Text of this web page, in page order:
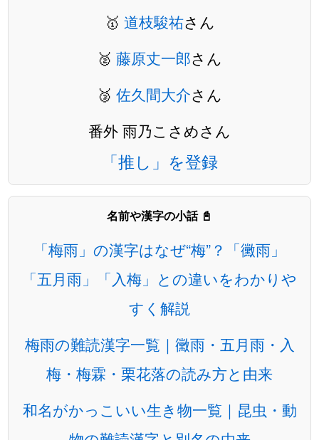
🥇 道枝駿祐さん
🥈 藤原丈一郎さん
🥉 佐久間大介さん
番外 雨乃こさめさん
「推し」を登録
名前や漢字の小話 📓
「梅雨」の漢字はなぜ“梅”？「黴雨」
「五月雨」「入梅」との違いをわかりや
すく解説
梅雨の難読漢字一覧｜黴雨・五月雨・入
梅・梅霖・栗花落の読み方と由来
和名がかっこいい生き物一覧｜昆虫・動